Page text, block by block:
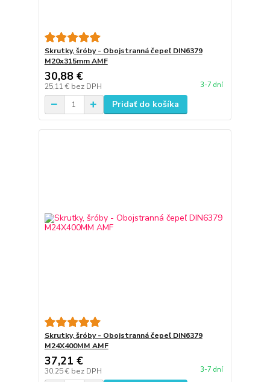
Skrutky, šróby - Obojstranná čepeľ DIN6379
M20x315mm AMF
30,88 €
25,11 € bez DPH 3-7 dní
Pridať do košíka
Skrutky, šróby - Obojstranná čepeľ DIN6379
M24X400MM AMF
37,21 €
30,25 € bez DPH 3-7 dní